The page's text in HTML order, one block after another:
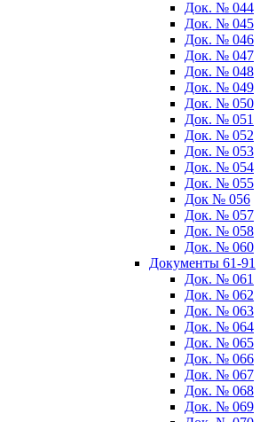
Док. № 044
Док. № 045
Док. № 046
Док. № 047
Док. № 048
Док. № 049
Док. № 050
Док. № 051
Док. № 052
Док. № 053
Док. № 054
Док. № 055
Док № 056
Док. № 057
Док. № 058
Док. № 060
Документы 61-91
Док. № 061
Док. № 062
Док. № 063
Док. № 064
Док. № 065
Док. № 066
Док. № 067
Док. № 068
Док. № 069